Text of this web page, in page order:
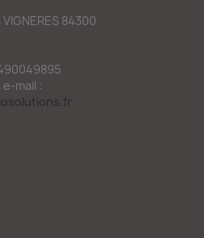
VIGNERES 84300
mail :